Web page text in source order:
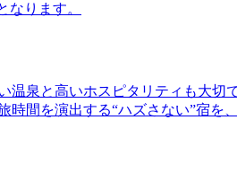
ります。
泉と高いホスピタリティも大切
間を演出する“ハズさない”宿を